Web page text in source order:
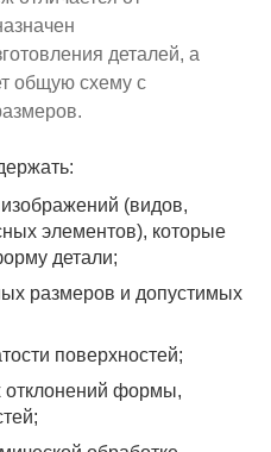
деталей, а
общую схему с
(видов,
элементов), которые
детали;
размеров и допустимых
поверхностей;
отклонений формы,